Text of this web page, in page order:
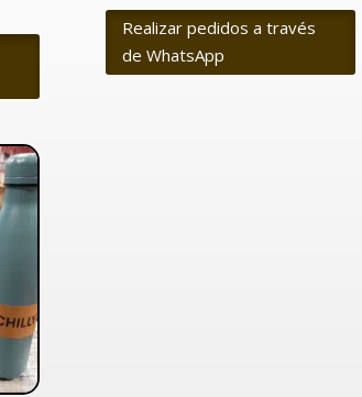
de
precios:
desde
Realizar pedidos a través
de WhatsApp